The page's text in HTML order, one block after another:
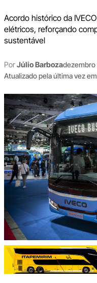
Acordo histórico da
elétricos, reforçando
sustentável
PorJúlio Barbozadezembro
Atualizado pela última vez em